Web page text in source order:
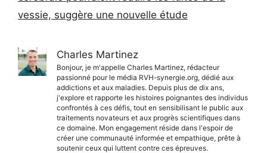
vessie, suggère une nouvelle étude
Charles Martinez
Bonjour, je m'appelle Charles Martinez, rédacteur
passionné pour le média RVH-synergie.org, dédié aux
addictions et aux maladies. Depuis plus de dix ans,
j'explore et rapporte les histoires poignantes des individus
confrontés à ces défis, tout en sensibilisant le public aux
traitements novateurs et aux progrès scientifiques dans
ce domaine. Mon engagement réside dans l'espoir de
créer une communauté informée et empathique, prête à
soutenir ceux qui luttent contre ces épreuves.